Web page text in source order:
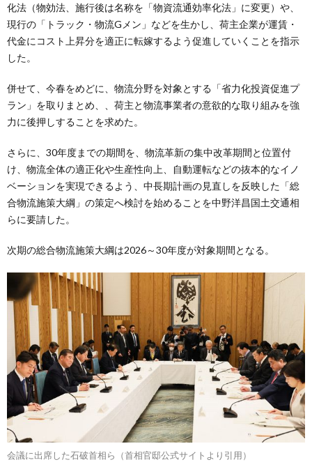
化法（物効法、施行後は名称を「物資流通効率化法」に変更）や、
現行の「トラック・物流Gメン」などを生かし、荷主企業が運賃・
代金にコスト上昇分を適正に転嫁するよう促進していくことを指示
した。
併せて、今春をめどに、物流分野を対象とする「省力化投資促進プ
ラン」を取りまとめ、、荷主と物流事業者の意欲的な取り組みを強
力に後押しすることを求めた。
さらに、30年度までの期間を、物流革新の集中改革期間と位置付
け、物流全体の適正化や生産性向上、自動運転などの抜本的なイノ
ベーションを実現できるよう、中長期計画の見直しを反映した「総
合物流施策大綱」の策定へ検討を始めることを中野洋昌国土交通相
らに要請した。
次期の総合物流施策大綱は2026～30年度が対象期間となる。
会議に出席した石破首相ら（首相官邸公式サイトより引用）